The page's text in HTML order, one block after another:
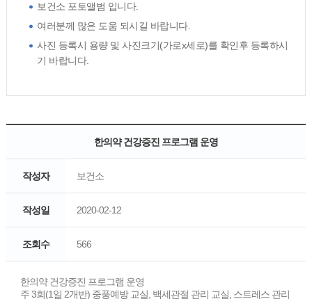
보건소 포토앨범 입니다.
여러분께 많은 도움 되시길 바랍니다.
사진 등록시 용량 및 사진크기(가로x세로)를 확인후 등록하시
기 바랍니다.
한의약 건강증진 프로그램 운영
작성자 보건소
작성일 2020-02-12
조회수 566
한의약 건강증진 프로그램 운영
주 3회(1일 2개반) 중풍예방 교실, 백세관절 관리 교실, 스트레스 관리